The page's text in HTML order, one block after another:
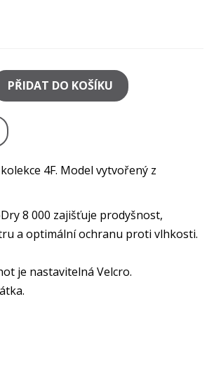
PŘIDAT DO KOŠÍKU
4F. Model vytvořený z
8 000 zajišťuje prodyšnost,
a optimální ochranu proti vlhkosti.
je nastavitelná Velcro.